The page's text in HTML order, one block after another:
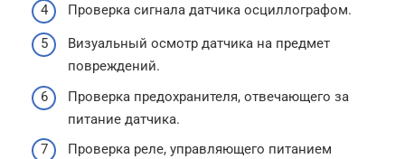
Проверка сигнала датчика осциллографом.
Визуальный осмотр датчика на предмет
повреждений.
Проверка предохранителя, отвечающего за
питание датчика.
Проверка реле, управляющего питанием